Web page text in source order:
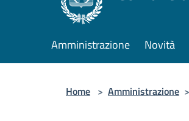
Amministrazione Novità
Home > Amministrazione >